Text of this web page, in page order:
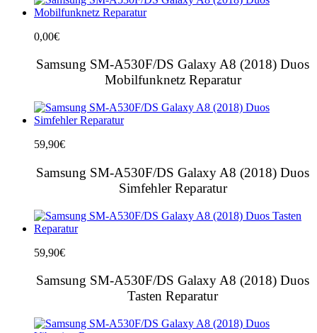
0,00€
Samsung SM-A530F/DS Galaxy A8 (2018) Duos
Mobilfunknetz Reparatur
59,90€
Samsung SM-A530F/DS Galaxy A8 (2018) Duos
Simfehler Reparatur
59,90€
Samsung SM-A530F/DS Galaxy A8 (2018) Duos
Tasten Reparatur